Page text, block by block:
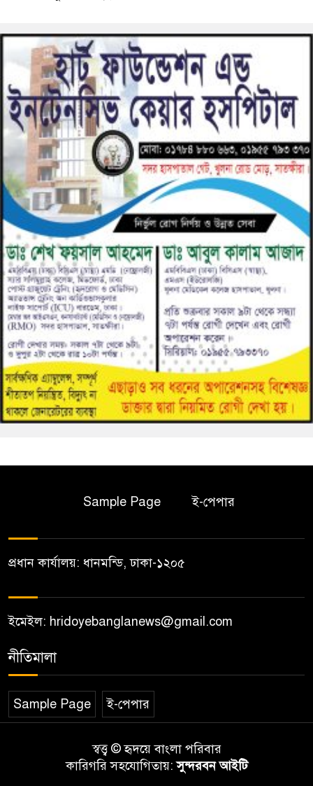
Sample Page ই-পেপার
প্রধান কার্যালয়: ধানমন্ডি, ঢাকা-১২০৫
ইমেইল: hridoyebanglanews@gmail.com
নীতিমালা
Sample Page ই-পেপার
স্বত্ত্ব © হৃদয়ে বাংলা পরিবার
কারিগরি সহযোগিতায়:সুন্দরবন আইটি